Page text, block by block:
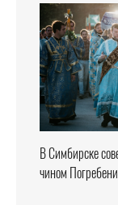
В Симбирске
чином